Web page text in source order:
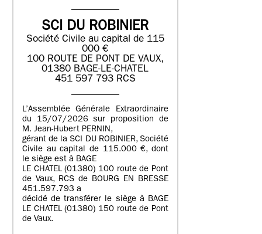
SCI DU ROBINIER
Société Civile au capital de 115
000 €
100 ROUTE DE PONT DE VAUX,
01380 BAGE-LE-CHATEL
451 597 793 RCS
L’Assemblée Générale Extraordinaire
du 15/07/2026 sur proposition de
M. Jean-Hubert PERNIN,
gérant de la SCI DU ROBINIER, Société
Civile au capital de 115.000 €, dont
le siège est à BAGE
LE CHATEL (01380) 100 route de Pont
de Vaux, RCS de BOURG EN BRESSE
451.597.793 a
décidé de transférer le siège à BAGE
LE CHATEL (01380) 150 route de Pont
de Vaux.